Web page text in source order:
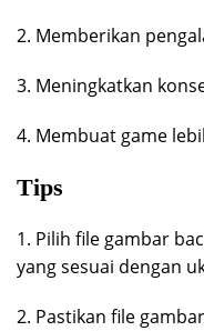
2. Memberikan
3. Meningkatkan
4. Membuat game
Tips
1. Pilih file gambar
yang sesuai dengan
2. Pastikan file